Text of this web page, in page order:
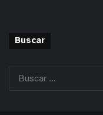
Buscar